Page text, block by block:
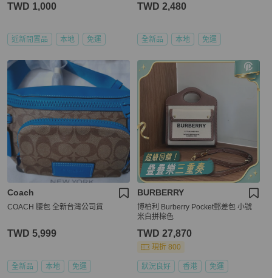
TWD 1,000
近新閒置品 本地 免運
TWD 2,480
全新品 本地 免運
Coach
COACH 腰包 全新台灣公司貨
TWD 5,999
全新品 本地 免運
BURBERRY
博柏利 Burberry Pocket郵差包 小號
米白拼棕色
TWD 27,870
現折 800
狀況良好 香港 免運